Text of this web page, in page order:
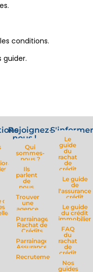
conditions.
guider.
Rejoignez-
nous !
Qui
sommes-
nous ?
Ils
parlent
de
nous
Trouver
une
agence
Parrainage
Rachat de
Crédits
Parrainage
Assurance
Recrutement
Le
guide
du
rachat
de
crédit
Le guide
de
l'assurance
crédit
Le guide
du crédit
immobilier
FAQ
du
rachat
de
crédit
Nos
guides